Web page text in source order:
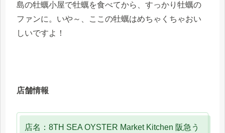
島の牡蠣小屋で牡蠣を食べてから、すっかり牡蠣の
ファンに。いや～、ここの牡蠣はめちゃくちゃおい
しいですよ！
店舗情報
店名：8TH SEA OYSTER Market Kitchen 阪急う